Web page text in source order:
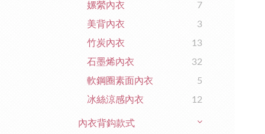
嫘縈內衣
7
美背內衣
3
竹炭內衣
13
石墨烯內衣
32
軟鋼圈素面內衣
5
冰絲涼感內衣
12
內衣背鈎款式